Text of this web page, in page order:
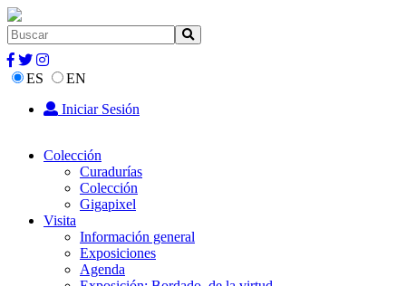
ES
EN
Iniciar Sesión
Colección
Curadurías
Colección
Gigapixel
Visita
Información general
Exposiciones
Agenda